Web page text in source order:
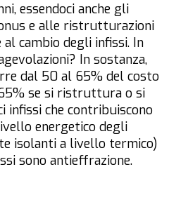
essendoci anche gli
e alle ristrutturazioni
al cambio degli infissi. In
In sostanza,
dal 50 al 65% del costo
se si ristruttura o si
infissi che contribuiscono
energetico degli
isolanti a livello termico)
sono antieffrazione.